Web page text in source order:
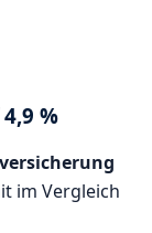
%
im Vergleich